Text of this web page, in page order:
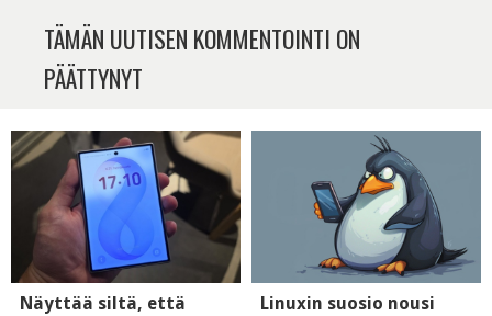
TÄMÄN UUTISEN KOMMENTOINTI ON
PÄÄTTYNYT
Näyttää siltä, että
Linuxin suosio nousi